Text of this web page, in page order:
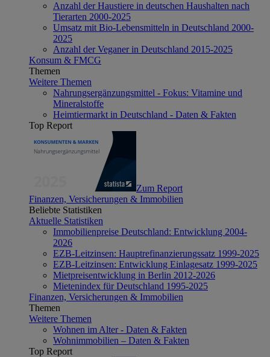
Anzahl der Haustiere in deutschen Haushalten nach
Tierarten 2000-2025
Umsatz mit Bio-Lebensmitteln in Deutschland 2000-
2025
Anzahl der Veganer in Deutschland 2015-2025
Konsum & FMCG
Themen
Weitere Themen
Nahrungsergänzungsmittel - Fokus: Vitamine und
Mineralstoffe
Heimtiermarkt in Deutschland - Daten & Fakten
Top Report
Zum Report
Finanzen, Versicherungen & Immobilien
Beliebte Statistiken
Aktuelle Statistiken
Immobilienpreise Deutschland: Entwicklung 2004-
2026
EZB-Leitzinsen: Hauptrefinanzierungssatz 1999-2025
EZB-Leitzinsen: Entwicklung Einlagesatz 1999-2025
Mietpreisentwicklung in Berlin 2012-2026
Mietenindex für Deutschland 1995-2025
Finanzen, Versicherungen & Immobilien
Themen
Weitere Themen
Wohnen im Alter - Daten & Fakten
Wohnimmobilien – Daten & Fakten
Top Report